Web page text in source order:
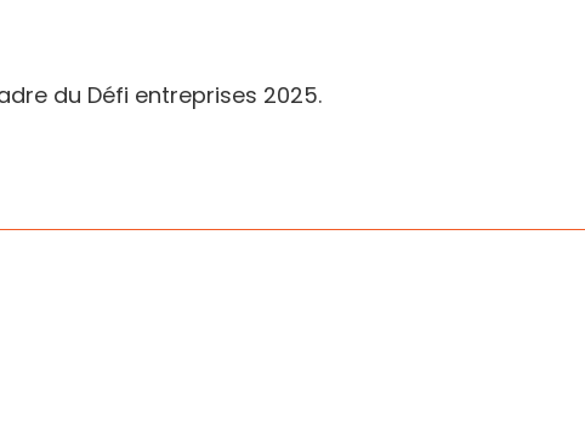
du Défi entreprises 2025.